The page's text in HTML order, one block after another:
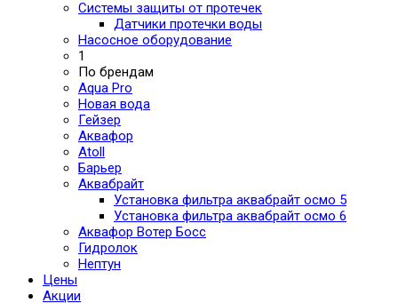
Системы защиты от протечек
Датчики протечки воды
Насосное оборудование
1
По брендам
Aqua Pro
Новая вода
Гейзер
Аквафор
Atoll
Барьер
Аквабрайт
Установка фильтра аквабрайт осмо 5
Установка фильтра аквабрайт осмо 6
Аквафор Вотер Босс
Гидролок
Нептун
Цены
Акции